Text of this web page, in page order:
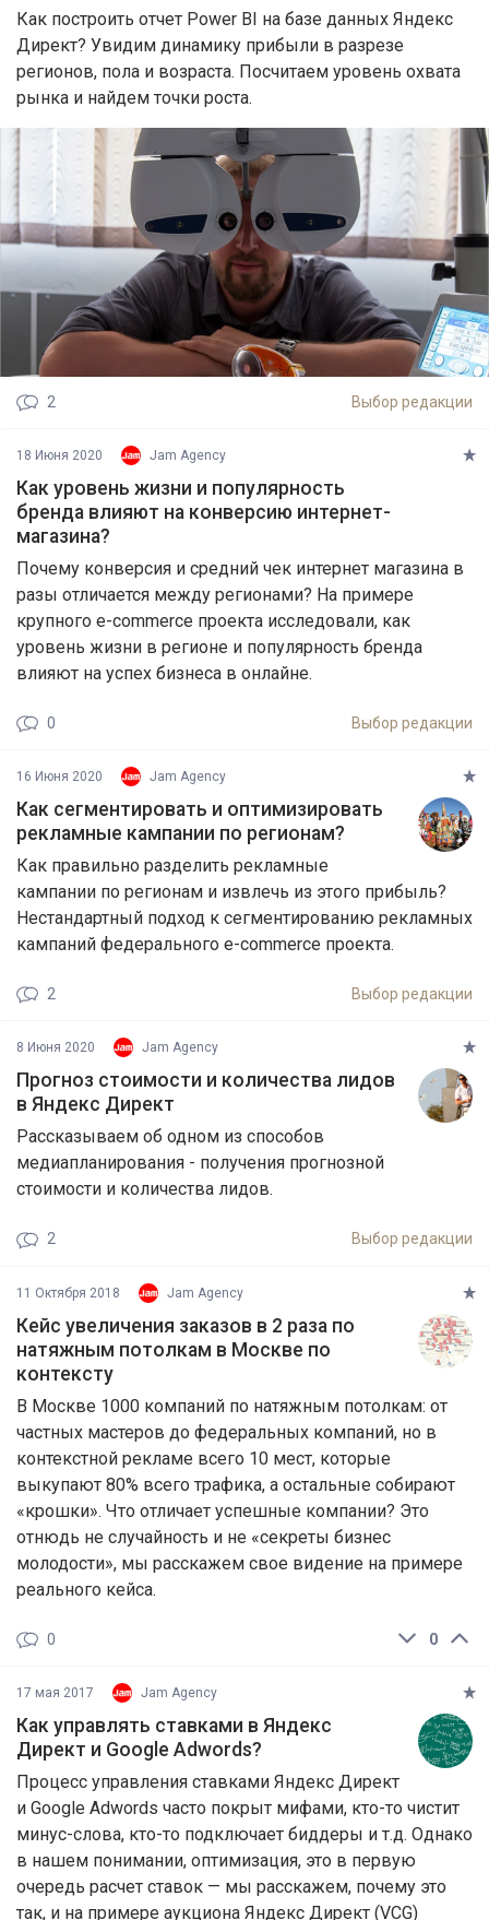
Как построить отчет Power BI на базе данных Яндекс
Директ? Увидим динамику прибыли в разрезе
регионов, пола и возраста. Посчитаем уровень охвата
рынка и найдем точки роста.
Выбор редакции
2
18 Июня 2020 Jam Agency
Как уровень жизни и популярность
бренда влияют на конверсию интернет-
магазина?
Почему конверсия и средний чек интернет магазина в
разы отличается между регионами? На примере
крупного e-commerce проекта исследовали, как
уровень жизни в регионе и популярность бренда
влияют на успех бизнеса в онлайне.
Выбор редакции
0
16 Июня 2020 Jam Agency
Как сегментировать и оптимизировать
рекламные кампании по регионам?
Как правильно разделить рекламные
кампании по регионам и извлечь из этого прибыль?
Нестандартный подход к сегментированию рекламных
кампаний федерального e-commerce проекта.
Выбор редакции
2
8 Июня 2020 Jam Agency
Прогноз стоимости и количества лидов
в Яндекс Директ
Рассказываем об одном из способов
медиапланирования - получения прогнозной
стоимости и количества лидов.
Выбор редакции
2
11 Октября 2018 Jam Agency
Кейс увеличения заказов в 2 раза по
натяжным потолкам в Москве по
контексту
В Москве 1000 компаний по натяжным потолкам: от
частных мастеров до федеральных компаний, но в
контекстной рекламе всего 10 мест, которые
выкупают 80% всего трафика, а остальные собирают
«крошки». Что отличает успешные компании? Это
отнюдь не случайность и не «секреты бизнес
молодости», мы расскажем свое видение на примере
реального кейса.
0
0
17 мая 2017 Jam Agency
Как управлять ставками в Яндекс
Директ и Google Adwords?
Процесс управления ставками Яндекс Директ
и Google Adwords часто покрыт мифами, кто-то чистит
минус-слова, кто-то подключает биддеры и т.д. Однако
в нашем понимании, оптимизация, это в первую
очередь расчет ставок — мы расскажем, почему это
так, и на примере аукциона Яндекс Директ (VCG)